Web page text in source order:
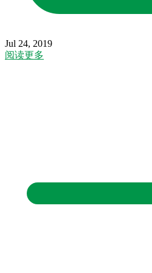
Jul 24, 2019
阅读更多